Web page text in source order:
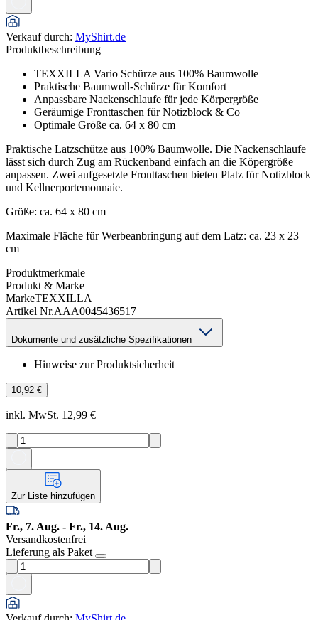
Verkauf durch: MyShirt.de
Produktbeschreibung
TEXXILLA Vario Schürze aus 100% Baumwolle
Praktische Baumwoll-Schürze für Komfort
Anpassbare Nackenschlaufe für jede Körpergröße
Geräumige Fronttaschen für Notizblock & Co
Optimale Größe ca. 64 x 80 cm
Praktische Latzschütze aus 100% Baumwolle. Die Nackenschlaufe
lässt sich durch Zug am Rückenband einfach an die Köpergröße
anpassen. Zwei aufgesetzte Fronttaschen bieten Platz für Notizblock
und Kellnerportemonnaie.
Größe: ca. 64 x 80 cm
Maximale Fläche für Werbeanbringung auf dem Latz: ca. 23 x 23
cm
Produktmerkmale
Produkt & Marke
MarkeTEXXILLA
Artikel Nr.AAA0045436517
Dokumente und zusätzliche Spezifikationen
Hinweise zur Produktsicherheit
10,92 €
inkl. MwSt. 12,99 €
Zur Liste hinzufügen
Fr., 7. Aug. - Fr., 14. Aug.
Versandkostenfrei
Lieferung als Paket